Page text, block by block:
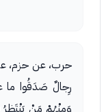
حرب، عن حزم،
رِجالٌ صَدَقُوا ما
وَمِنْهُمْ مَنْ